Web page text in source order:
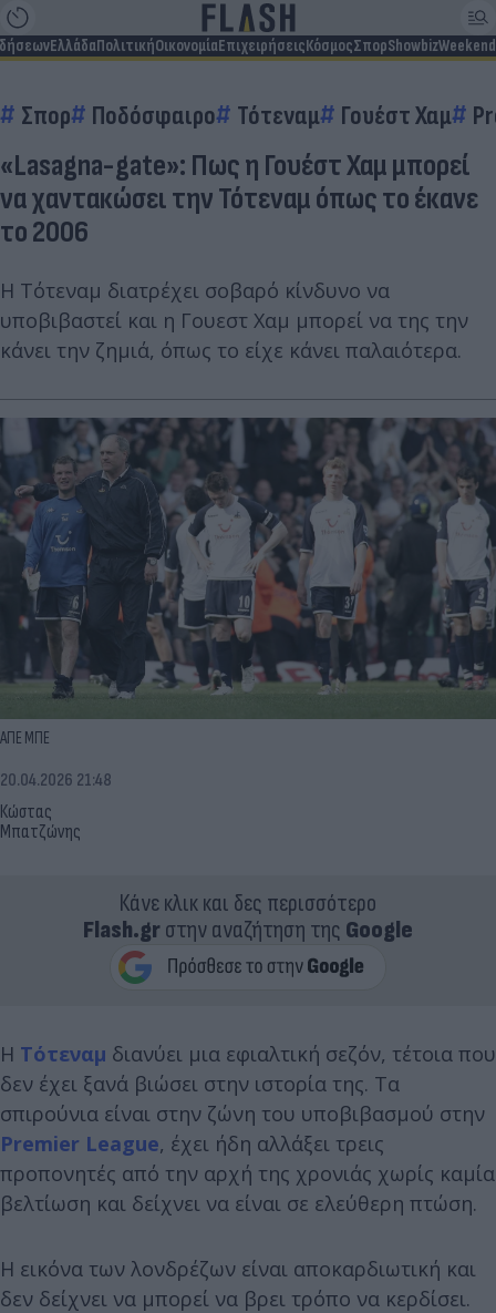
ΕλλάδαΠολιτικήΟικονομίαΕπιχειρήσειςΚόσμοςΣπορShowbizWeekend
Σπορ Ποδόσφαιρο Τότεναμ Γουέστ Χαμ
«Lasagna-gate»: Πως η Γουέστ Χαμ μπορεί
να χαντακώσει την Τότεναμ όπως το έκανε
το 2006
Η Τότεναμ διατρέχει σοβαρό κίνδυνο να
υποβιβαστεί και η Γουεστ Χαμ μπορεί να της την
κάνει την ζημιά, όπως το είχε κάνει παλαιότερα.
ΑΠΕ ΜΠΕ
Κώστας
Μπατζώνης
20.04.2026 21:48
Κάνε κλικ και δες περισσότερο
Flash.grστην αναζήτηση της Google
Η Τότεναμ διανύει μια εφιαλτική σεζόν, τέτοια που
δεν έχει ξανά βιώσει στην ιστορία της. Τα
σπιρούνια είναι στην ζώνη του υποβιβασμού στην
Premier League, έχει ήδη αλλάξει τρεις
προπονητές από την αρχή της χρονιάς χωρίς καμία
βελτίωση και δείχνει να είναι σε ελεύθερη πτώση.
Η εικόνα των λονδρέζων είναι αποκαρδιωτική και
δεν δείχνει να μπορεί να βρει τρόπο να κερδίσει.